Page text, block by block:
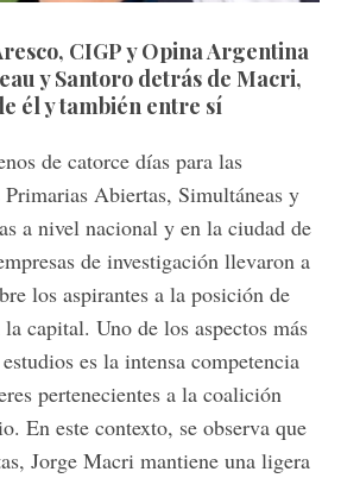
CIGP y Opina Argentina
y Santoro detrás de Macri,
él y también entre sí
de catorce días para las
Primarias Abiertas, Simultáneas y
a nivel nacional y en la ciudad de
de investigación llevaron a
los aspirantes a la posición de
capital. Uno de los aspectos más
es la intensa competencia
pertenecientes a la coalición
En este contexto, se observa que
Jorge Macri mantiene una ligera